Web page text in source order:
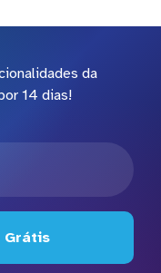
da
14 dias!
Grátis